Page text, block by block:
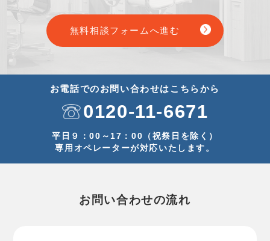
無料相談フォームへ進む
お電話でのお問い合わせはこちらから
0120-11-6671
平日９：00～17：00（祝祭日を除く）
専用オペレーターが対応いたします。
お問い合わせの流れ